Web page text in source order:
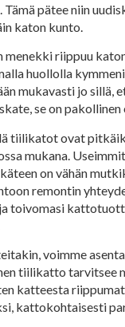
pätee niin
katon kunto.
riippuu
huollolla
mukavasti jo
se on
tiilikatot ovat
mukana.
on vähän
remontin
toivomasi
voimme
tiilikatto
katteesta
kattokohtaisesti